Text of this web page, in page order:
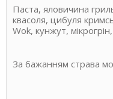
Паста, яловичина
квасоля, цибуля
Wok, кунжут,
За бажанням страва